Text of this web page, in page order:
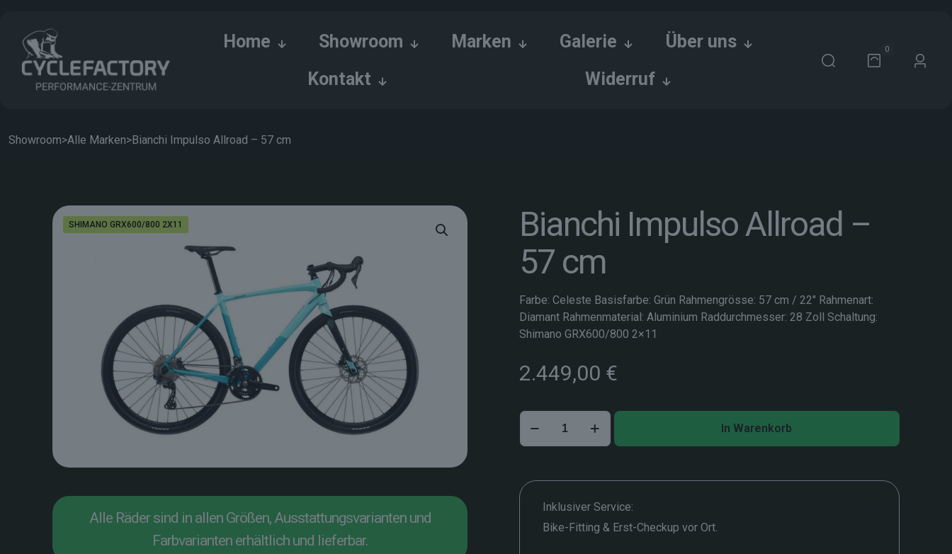
Home Showroom Marken Galerie
Über uns
Kontakt
Widerruf
0
Showroom>Alle Marken>Bianchi Impulso Allroad – 57 cm
SHIMANO GRX600/800 2X11
Alle Räder sind in allen Größen, Ausstattungsvarianten und
Farbvarianten erhältlich und lieferbar.
Bianchi Impulso Allroad –
57 cm
Farbe: Celeste Basisfarbe: Grün Rahmengrösse: 57 cm / 22″ Rahmenart:
Diamant Rahmenmaterial: Aluminium Raddurchmesser: 28 Zoll Schaltung:
Shimano GRX600/800 2×11
2.449,00 €
Bianchi
57
Menge
In Warenkorb
Inklusiver Service:
Bike-Fitting & Erst-Checkup vor Ort.